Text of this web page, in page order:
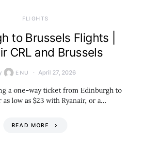
​FLIGHTS
to Brussels Flights |
CRL and Brussels
ENU April 27, 2026
a one-way ticket from Edinburgh to
as low as $23 with Ryanair, or a…
READ MORE